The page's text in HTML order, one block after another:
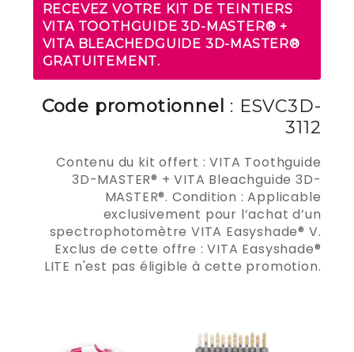
RECEVEZ VOTRE KIT DE TEINTIERS
VITA TOOTHGUIDE 3D-MASTER® +
VITA BLEACHEDGUIDE 3D-MASTER®
GRATUITEMENT.
Code promotionnel : ESVC3D-
3112
Contenu du kit offert : VITA Toothguide
3D-MASTER® + VITA Bleachguide 3D-
MASTER®. Condition : Applicable
exclusivement pour l’achat d’un
spectrophotomètre VITA Easyshade® V.
Exclus de cette offre : VITA Easyshade®
LITE n'est pas éligible à cette promotion.